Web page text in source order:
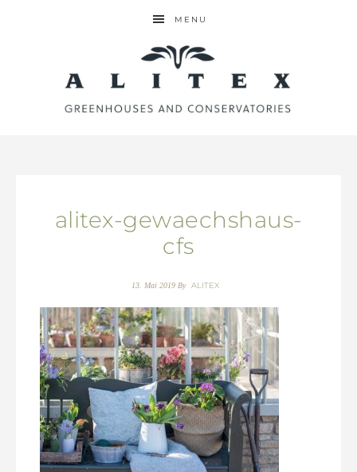
MENU
alitex-gewaechshaus-
cfs
13. Mai 2019 By ALITEX